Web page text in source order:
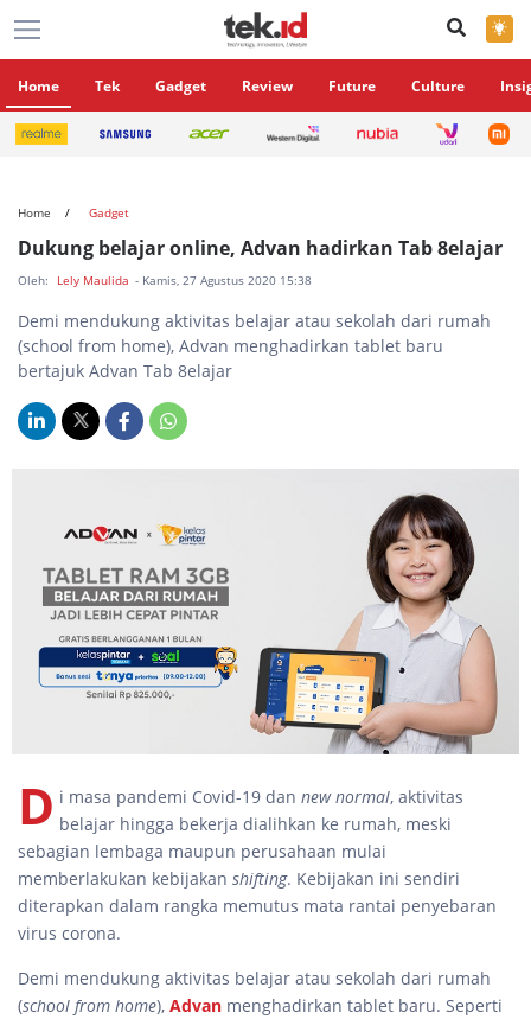
×
Home Tek Gadget Review Future Culture
Home Gadget
Dukung belajar online, Advan hadirkan Tab 8elajar
Oleh: Lely Maulida - Kamis, 27 Agustus 2020 15:38
Demi mendukung aktivitas belajar atau sekolah dari rumah
(school from home), Advan menghadirkan tablet baru
bertajuk Advan Tab 8elajar
D i masa pandemi Covid-19 dan new normal, aktivitas
belajar hingga bekerja dialihkan ke rumah, meski
sebagian lembaga maupun perusahaan mulai
memberlakukan kebijakan shifting. Kebijakan ini sendiri
diterapkan dalam rangka memutus mata rantai penyebaran
virus corona.
Demi mendukung aktivitas belajar atau sekolah dari rumah
(school from home), Advan menghadirkan tablet baru. Seperti